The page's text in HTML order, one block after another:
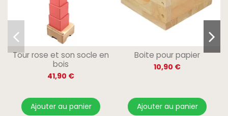
Tour rose et son socle en
bois
41,90 €
Ajouter au panier
Boite pour papier
10,90 €
Ajouter au panier